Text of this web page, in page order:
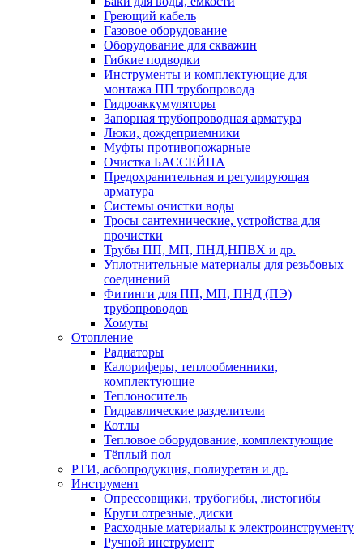
Греющий кабель
Газовое оборудование
Оборудование для скважин
Гибкие подводки
Инструменты и комплектующие для
монтажа ПП трубопровода
Гидроаккумуляторы
Запорная трубопроводная арматура
Люки, дождеприемники
Муфты противопожарные
Очистка БАССЕЙНА
Предохранительная и регулирующая
арматура
Системы очистки воды
Тросы сантехнические, устройства для
прочистки
Трубы ПП, МП, ПНД,НПВХ и др.
Уплотнительные материалы для резьбовых
соединений
Фитинги для ПП, МП, ПНД (ПЭ)
трубопроводов
Хомуты
Отопление
Радиаторы
Калориферы, теплообменники,
комплектующие
Теплоноситель
Гидравлические разделители
Котлы
Тепловое оборудование, комплектующие
Тёплый пол
РТИ, асбопродукция, полиуретан и др.
Инструмент
Опрессовщики, трубогибы, листогибы
Круги отрезные, диски
Расходные материалы к электроинструменту
Ручной инструмент